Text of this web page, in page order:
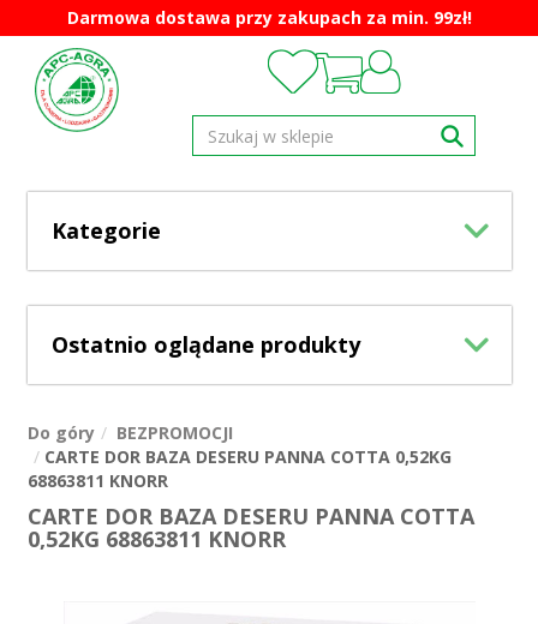
Darmowa dostawa przy zakupach za min. 99zł!
Kategorie
Ostatnio oglądane produkty
Do góry
BEZPROMOCJI
CARTE DOR BAZA DESERU PANNA COTTA 0,52KG
68863811 KNORR
CARTE DOR BAZA DESERU PANNA COTTA
0,52KG 68863811 KNORR